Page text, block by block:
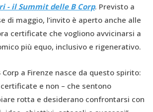
- il Summit delle B Corp. Previsto a
di maggio, l’invito è aperto anche alle
certificate che vogliono avvicinarsi a
più equo, inclusivo e rigenerativo.
Corp a Firenze nasce da questo spirito:
e non – che sentono
rotta e desiderano confrontarsi con